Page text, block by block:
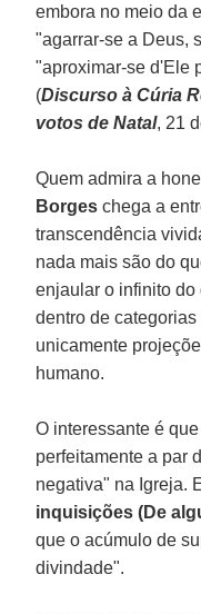
embora no meio da
"agarrar-se a Deus,
"aproximar-se d'Ele
(Discurso à Cúria
votos de Natal, 21
Quem admira a
Borges chega a
transcendência
nada mais são do
enjaular o infinito
dentro de
unicamente
humano.
O interessante é
perfeitamente a par
negativa" na Igreja.
inquisições (De
que o acúmulo de
divindade".